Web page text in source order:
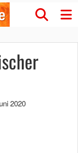
2020